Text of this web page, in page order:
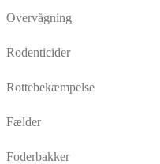
Overvågning
Rodenticider
Rottebekæmpelse
Fælder
Foderbakker